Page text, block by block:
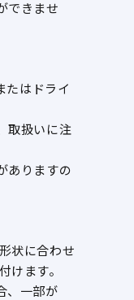
できませ
たはドライ
取扱いに注
ありますの
状に合わせ
けます。
、一部が